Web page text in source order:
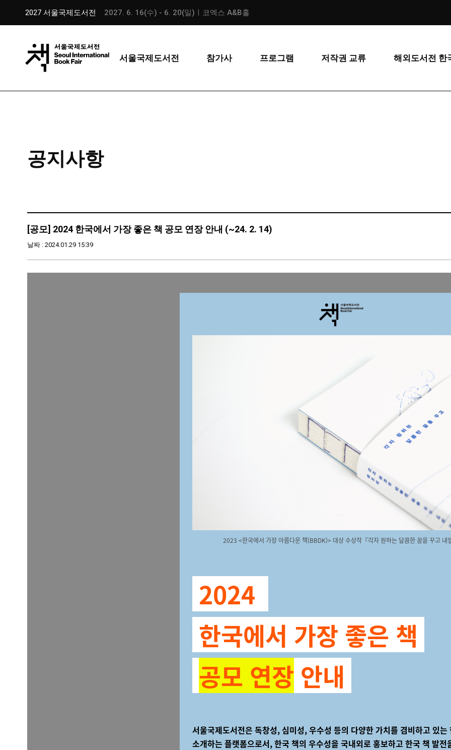
2027 서울국제도서전 2027. 6. 16(수) - 6. 20(일)ㅣ코엑스 A&B홀
서울국제도서전 참가사 프로그램 저작권 교류 해외도서전 한
공지사항
[공모] 2024 한국에서 가장 좋은 책 공모 연장 안내 (~24. 2. 14)
날짜 : 2024.01.29 15:39
2023 <한국에서 가장 아름다운 책(BBDK)> 대상 수상작『각자 원하는 달콤한 꿈을 꾸고 내
2024
한국에서 가장 좋은 책
공모 연장 안내
서울국제도서전은 독창성, 심미성, 우수성 등의 다양한 가치를 겸비하고 있는
소개하는 플랫폼으로서, 한국 책의 우수성을 국내외로 홍보하고 한국 책 발전